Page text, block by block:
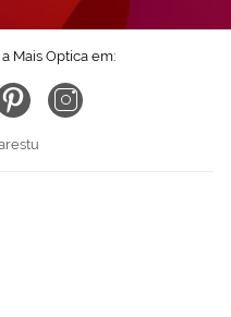
Mais Optica em: